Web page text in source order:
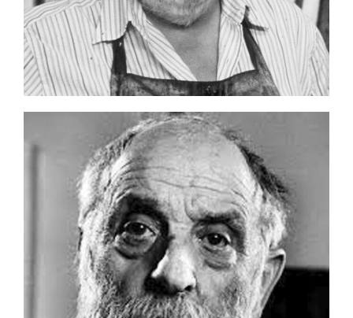
BERNARD
BUFFET